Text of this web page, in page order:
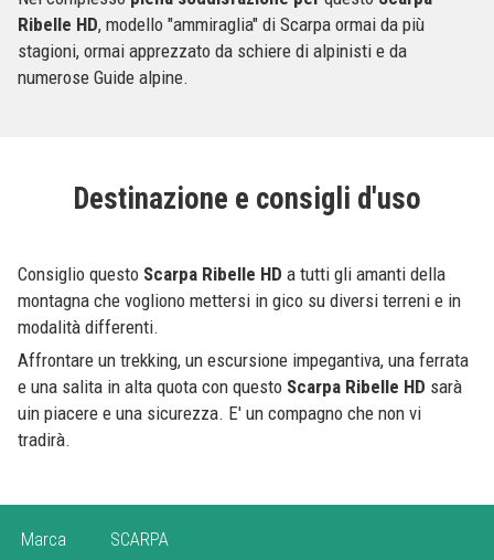
Ribelle HD, modello "ammiraglia" di Scarpa ormai da più
stagioni, ormai apprezzato da schiere di alpinisti e da
numerose Guide alpine.
Destinazione e consigli d'uso
Consiglio questo Scarpa Ribelle HD a tutti gli amanti della
montagna che vogliono mettersi in gico su diversi terreni e in
modalità differenti.
Affrontare un trekking, un escursione impegantiva, una ferrata
e una salita in alta quota con questo Scarpa Ribelle HD sarà
uin piacere e una sicurezza. E' un compagno che non vi
tradirà.
Marca SCARPA